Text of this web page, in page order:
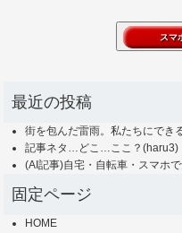
最近の投稿
街を包んだ雷雨。私たちにでき
記事ネタ…どこ…ここ？(haru3)
(AI記事)自宅・自転車・スマホ
固定ページ
HOME